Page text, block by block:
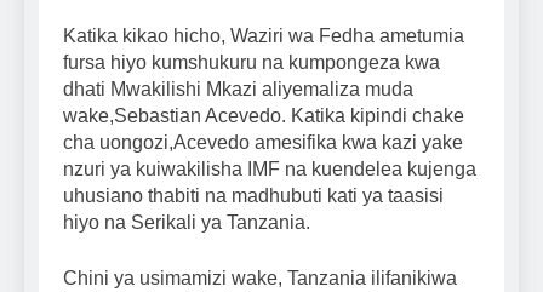
Katika kikao hicho, Waziri wa Fedha ametumia
fursa hiyo kumshukuru na kumpongeza kwa
dhati Mwakilishi Mkazi aliyemaliza muda
wake,Sebastian Acevedo. Katika kipindi chake
cha uongozi,Acevedo amesifika kwa kazi yake
nzuri ya kuiwakilisha IMF na kuendelea kujenga
uhusiano thabiti na madhubuti kati ya taasisi
hiyo na Serikali ya Tanzania.
Chini ya usimamizi wake, Tanzania ilifanikiwa